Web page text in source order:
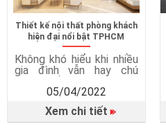
Thiết kế nội thất phòng khách
hiện đại nổi bật TPHCM
Không khó hiểu khi nhiều
gia đình vẫn hay chú
không gian phòng khách,
luôn ưu tiên phòng khách
trước và dặn dò đơn vị
thi công phải làm kỹ ở
05/04/2022
Xem chi tiết